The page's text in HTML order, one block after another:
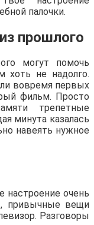
палочки.
прошлого
могут помочь
хоть не надолго.
вовремя первых
фильм. Просто
трепетные
минута казалась
навеять нужное
настроение очень
привычные вещи
Разговоры